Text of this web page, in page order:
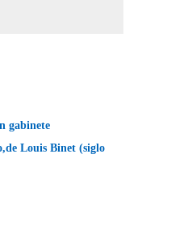
gabinete
Louis Binet (siglo